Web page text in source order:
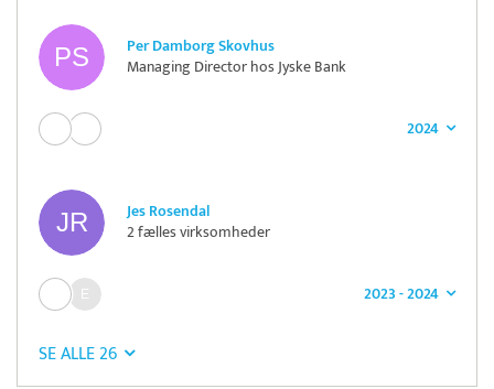
Per Damborg Skovhus
Managing Director hos Jyske Bank
2024
Jes Rosendal
2 fælles virksomheder
2023 - 2024
SE ALLE 26